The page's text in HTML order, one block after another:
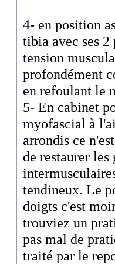
4- en position
tibia avec ses 2
tension
profondément
en refoulant le
5- En cabinet
myofascial à
arrondis ce
de restaurer
tendineux. Le
doigts c'est
trouviez un
pas mal de
traité par le